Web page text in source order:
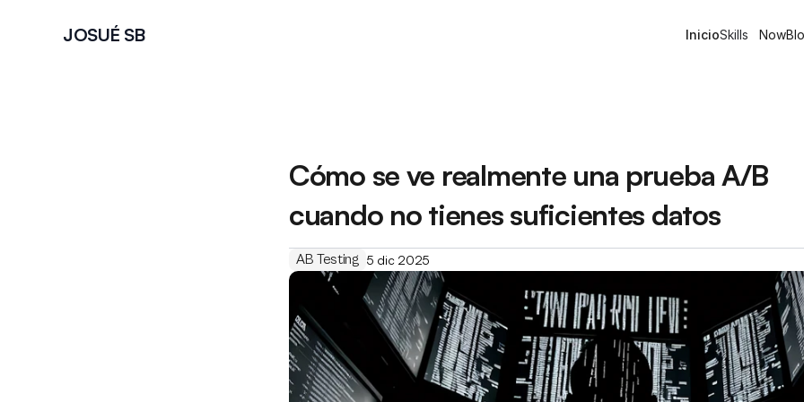
JOSUÉ SB InicioSkills Now
Cómo se ve realmente una prueba A/B
cuando no tienes suficientes datos
AB Testing 5 dic 2025